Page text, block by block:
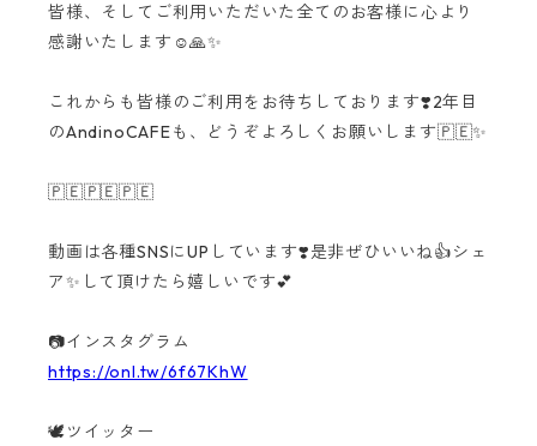
皆様、そしてご利用いただいた全てのお客様に心より
感謝いたします☺️🙏✨
これからも皆様のご利用をお待ちしております❣️2年目
のAndinoCAFEも、どうぞよろしくお願いします🇵🇪✨
🇵🇪🇵🇪🇵🇪
動画は各種SNSにUPしています❣️是非ぜひいいね👍シェ
ア✨して頂けたら嬉しいです💕
📷インスタグラム
https://onl.tw/6f67KhW
🕊️ツイッター